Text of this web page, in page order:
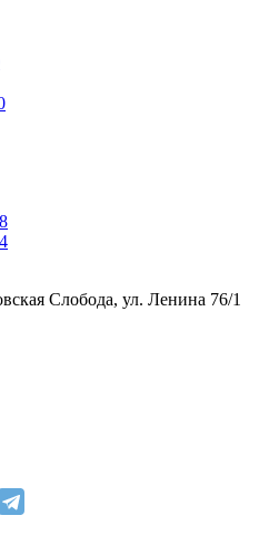
Слобода, ул. Ленина 76/1